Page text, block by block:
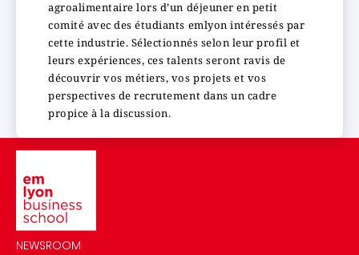
agroalimentaire lors d’un déjeuner en petit
comité avec des étudiants emlyon intéressés par
cette industrie. Sélectionnés selon leur profil et
leurs expériences, ces talents seront ravis de
découvrir vos métiers, vos projets et vos
perspectives de recrutement dans un cadre
propice à la discussion.
NEWSROOM